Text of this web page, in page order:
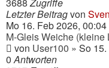
Letzter Beitragvon Sven
Mo 16. Feb 2026, 00:04
M-Gleis Weiche (kleine
von User100 » So
0Antworten